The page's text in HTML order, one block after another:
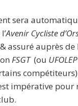
sera
Avenir Cycliste
assuré auprès de
FSGT(ou UFOLEP
impérative pour